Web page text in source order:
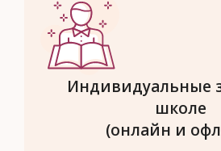
Индивидуальные
школе
(онлайн и